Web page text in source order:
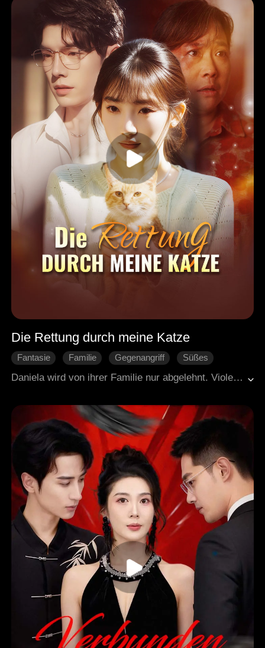
Die Rettung durch meine Katze
Fantasie Familie Gegenangriff
Süßes
Daniela wird von ihrer Familie nur abgelehnt. Violet, die adoptierte Tochter, intrigiert gegen sie und tötet sogar ihr einziges Kätzchen. Als Daniela im Sturm um ihr totes Tier trauert, geschieht ein Wunder: Der Geist ihrer verstorbenen Adoptivmutter fährt durch einen Blitz in den Katzenkörper! Mit ihrer Mutter an ihrer Seite, die nun als Katze lebt, fasst Daniela den Mut, der toxischen Familie zu entfliehen und ihr eigenes Glück zu suchen. Wird die Katzenmama sie rechtzeitig vor Violets nächster Intrige beschützen können?